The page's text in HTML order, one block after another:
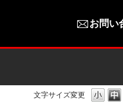
お問い
文字サイズ変更